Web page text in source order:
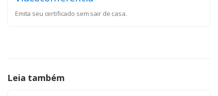
Emita seu certificado sem sair de casa.
Leia também